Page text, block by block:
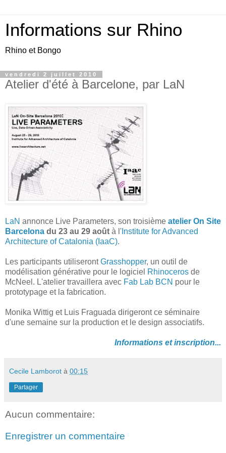
Informations sur Rhino
Rhino et Bongo
vendredi 2 juillet 2010
Atelier d'été à Barcelone, par LaN
LaN annonce Live Parameters, son troisième atelier On Site
Barcelona du 23 au 29 août à l' Institute for Advanced
Architecture of Catalonia (IaaC).
Les participants utiliserontGrasshopper, un outil de
modélisation générative pour le logiciel Rhinoceros de
McNeel. L'atelier travaillera avec Fab Lab BCN pour le
prototypage et la fabrication.
Monika Wittig et Luis Fraguada dirigeront ce séminaire
d'une semaine sur la production et le design associatifs.
Informations et inscription...
Cecile Lamborot à 00:15
Partager
Aucun commentaire:
Enregistrer un commentaire